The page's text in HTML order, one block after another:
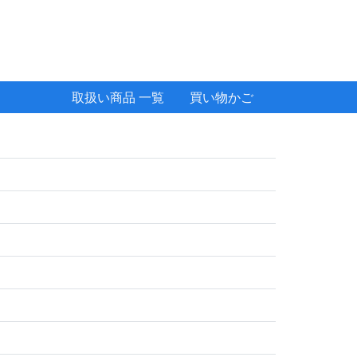
取扱い商品 一覧 買い物かご